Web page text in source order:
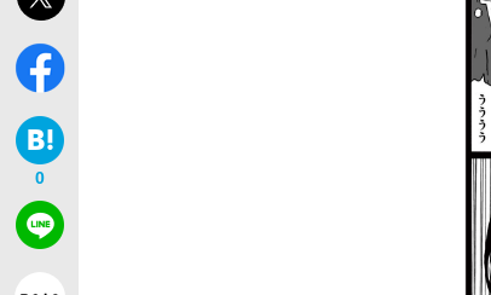
「敗因分析は一切聞かれなかった」
0